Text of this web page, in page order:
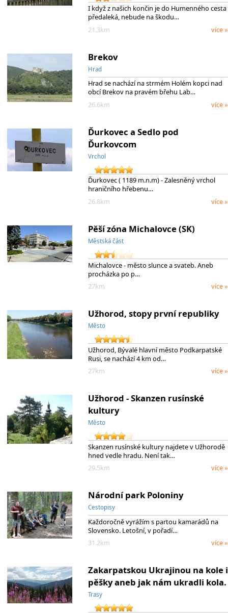
I když z našich končin je do Humenného cesta
předaleká, nebude na škodu…
21.3km
více »
Brekov
Hrad
Hrad se nachází na strmém Holém kopci nad
obcí Brekov na pravém břehu Lab…
26.6km
více »
Ďurkovec a Sedlo pod
Ďurkovcom
Vrchol
Ďurkovec ( 1189 m.n.m) - Zalesněný vrchol
hraničního hřebenu…
26.8km
více »
Pěší zóna Michalovce (SK)
Městská část
Michalovce - město slunce a svateb. Aneb
procházka po p…
27km
více »
Užhorod, stopy první republiky
Město
Užhorod, Bývalé hlavní město Podkarpatské
Rusi, se nachází 4 km od…
27km
více »
Užhorod - Skanzen rusínské
kultury
Město
Skanzen rusínské kultury najdete v Užhorodě
hned vedle hradu. Není tak…
29.5km
více »
Národní park Poloniny
Cestopisy
Každoročně vyrážím s partou kamarádů na
Slovensko. Letošní, v pořadí…
31.2km
více »
Zakarpatskou Ukrajinou na kole i
pěšky aneb jak nám ukradli kola.
Trasy